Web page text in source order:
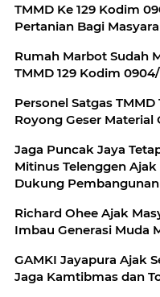
TMMD Ke 129 Kodim
Pertanian Bagi
Rumah Marbot Sudah
TMMD 129 Kodim
Personel Satgas
Royong Geser
Jaga Puncak Jaya
Mitinus Telenggen
Dukung Pembangunan
Richard Ohee Ajak
Imbau Generasi Muda
GAMKI Jayapura Ajak
Jaga Kamtibmas dan